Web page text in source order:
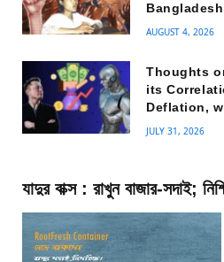
AUGUST 4, 2026
Thoughts
its
Deflation,
JULY 31, 2026
যাদুর বাক্স : রাখুন বাজার-সদাই;